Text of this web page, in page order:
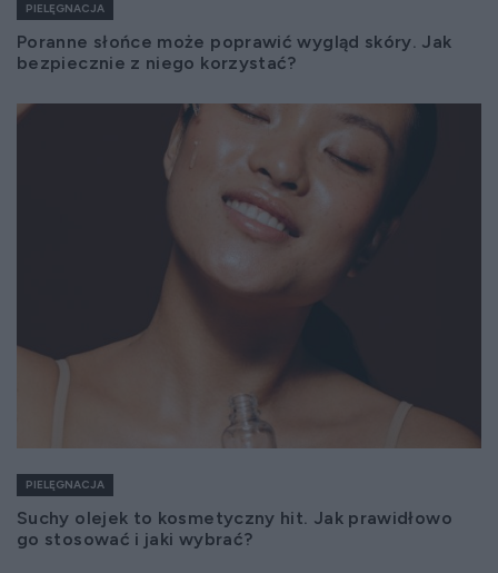
PIELĘGNACJA
Poranne słońce może poprawić wygląd skóry. Jak
bezpiecznie z niego korzystać?
PIELĘGNACJA
Suchy olejek to kosmetyczny hit. Jak prawidłowo
go stosować i jaki wybrać?